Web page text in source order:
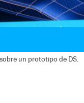
un prototipo de DS.